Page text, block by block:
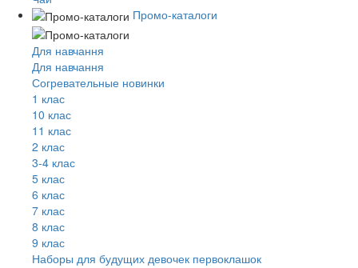
Промо-каталоги
Для навчання
Для навчання
Согревательные новинки
1 клас
10 клас
11 клас
2 клас
3-4 клас
5 клас
6 клас
7 клас
8 клас
9 клас
Наборы для будущих девочек первоклашок